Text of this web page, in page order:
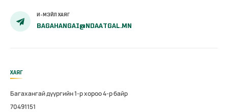
И-МЭЙЛ ХАЯГ
BAGAHANGAI@NDAATGAL.MN
ХАЯГ
Багахангай дүүргийн 1-р хороо 4-р байр
70491151